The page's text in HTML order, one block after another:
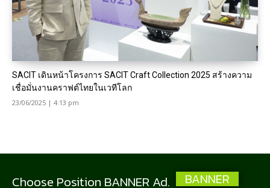
SACIT เดินหน้าโครงการ SACIT Craft Collection 2025 สร้างความ
เชื่อมั่นงานคราฟต์ไทยในเวทีโลก
23/06/2025 | 4:13 pm
Choose Position BANNER Ad. BANNER